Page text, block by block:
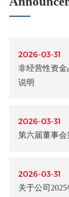
2026-03-31
非经营性资
说明
2026-03-31
第六届董事
2026-03-31
关于公司